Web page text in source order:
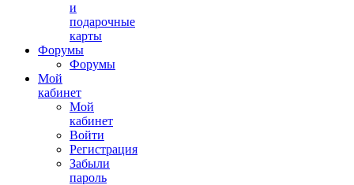
и
подарочные
карты
Форумы
Форумы
Мой
кабинет
Мой
кабинет
Войти
Регистрация
Забыли
пароль